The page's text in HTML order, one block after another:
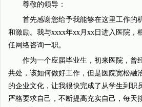
尊敬的领导：
首先感谢您给予我能够在这里工作的
和激励。我与xxxx年xx月xx日进入医院，
任网络咨询一职。
作为一个应届毕业生，初来医院，曾
共处，该如何做好工作，但是医院宽松融
的企业文化，让我很快完成了从学生到职
严格要求自己，不断提高充实自己，每天